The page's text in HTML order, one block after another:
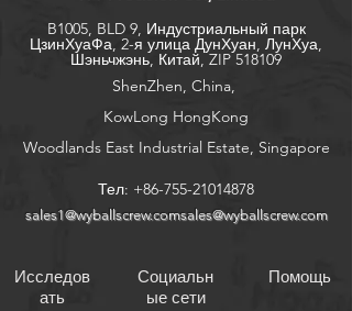
B1005, BLD 9, Индустриальный парк
ЦзинХуаФа, 2-я улица ДунХуан, ЛунХуа,
Шэньчжэнь, Китай, ZIP 518109
ShenZhen, China,
KowLong HongKong​
Woodlands East Industrial Estate, Singapore
Тел: +86-755-21014878
sales1@wyballscrew.comsales@wyballscrew.com
Исследов
ать
Социальн
ые сети
Помощь